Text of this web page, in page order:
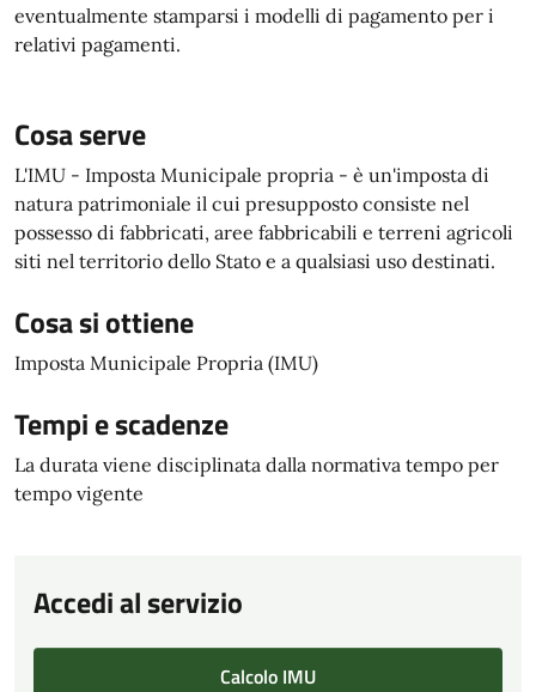
eventualmente stamparsi i modelli di pagamento per i
relativi pagamenti.
Cosa serve
L'IMU - Imposta Municipale propria - è un'imposta di
natura patrimoniale il cui presupposto consiste nel
possesso di fabbricati, aree fabbricabili e terreni agricoli
siti nel territorio dello Stato e a qualsiasi uso destinati.
Cosa si ottiene
Imposta Municipale Propria (IMU)
Tempi e scadenze
La durata viene disciplinata dalla normativa tempo per
tempo vigente
Accedi al servizio
Calcolo IMU